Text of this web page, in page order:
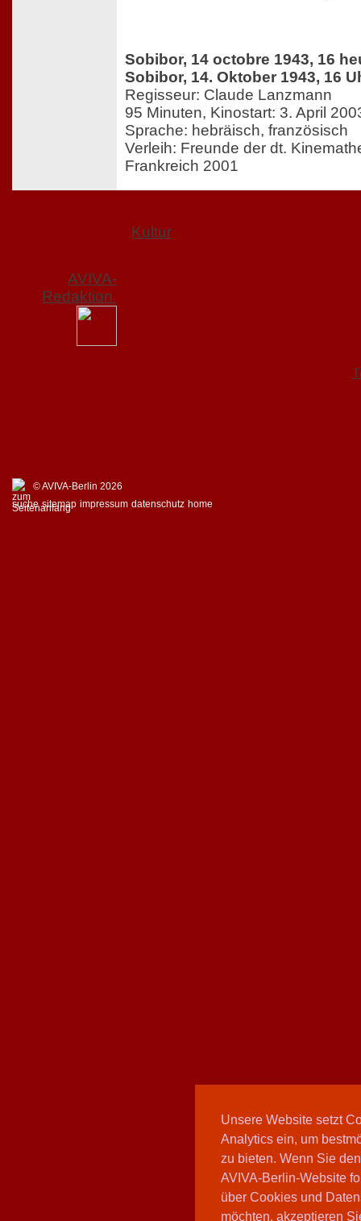
Unsere Website setzt
Analytics ein, um
zu bieten. Wenn Sie
AVIVA-Berlin-Website
über Cookies und
möchten, akzeptieren
Sobibor, 14 octobre 1943, 16
Sobibor, 14. Oktober 1943, 16
Regisseur: Claude Lanzmann
95 Minuten, Kinostart: 3. April
Sprache: hebräisch, französisch
Verleih: Freunde der dt.
Frankreich 2001
Kultur
AVIVA-
Redaktion
© AVIVA-Berlin 2026
suche sitemap impressum datenschutz home